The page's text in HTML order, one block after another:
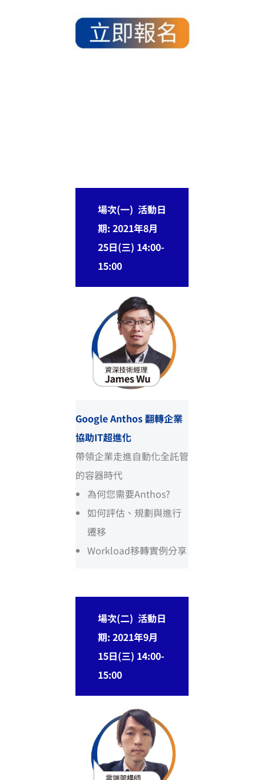
場次(一) 活動日
期: 2021年8月
25日(三) 14:00-
15:00
Google Anthos 翻轉企業
協助IT超進化
帶領企業走進自動化全託管
的容器時代
為何您需要Anthos?
如何評估、規劃與進行
遷移
Workload移轉實例分享
場次(二) 活動日
期: 2021年9月
15日(三) 14:00-
15:00